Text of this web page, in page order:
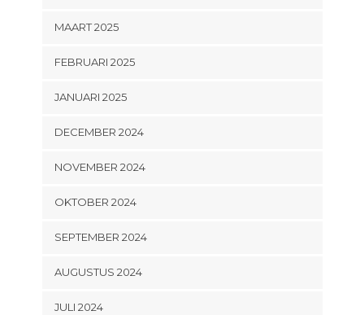
MAART 2025
FEBRUARI 2025
JANUARI 2025
DECEMBER 2024
NOVEMBER 2024
OKTOBER 2024
SEPTEMBER 2024
AUGUSTUS 2024
JULI 2024